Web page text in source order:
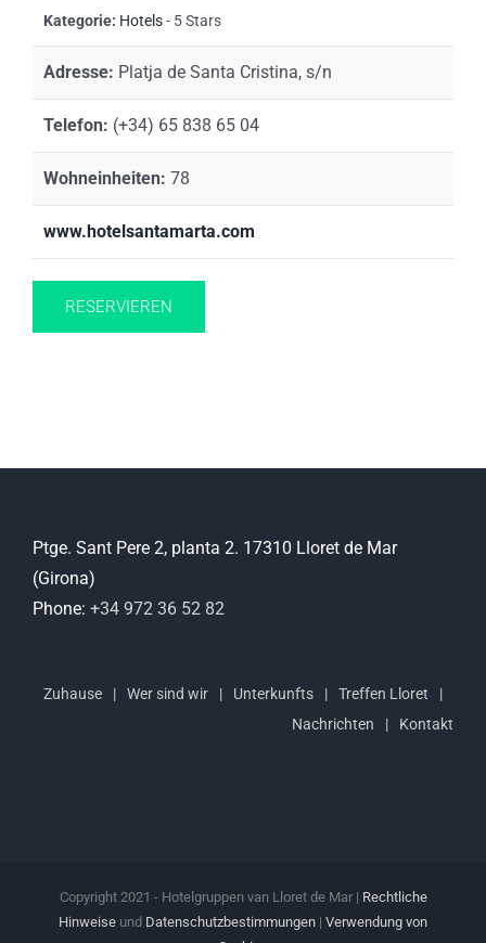
Kategorie: Hotels- 5 Stars
Adresse: Platja de Santa Cristina, s/n
Telefon: (+34) 65 838 65 04
Wohneinheiten: 78
www.hotelsantamarta.com
RESERVIEREN
Ptge. Sant Pere 2, planta 2. 17310 Lloret de Mar
(Girona)
Phone: +34 972 36 52 82
Zuhause Wer sind wir Unterkunfts
Treffen Lloret
Nachrichten
Kontakt
Copyright 2021 - Hotelgruppen van Lloret de Mar | Rechtliche
Hinweise und Datenschutzbestimmungen | Verwendung von